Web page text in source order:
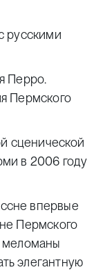
русскими
Перро.
Пермского
сценической
в 2006 году
впервые
Пермского
меломаны
элегантную